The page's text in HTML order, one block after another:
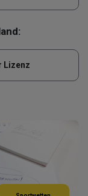
Lizenz